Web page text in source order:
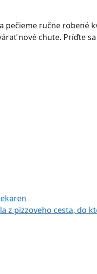
ručne robené
nové chute. Príďte
z pizzoveho cesta, do